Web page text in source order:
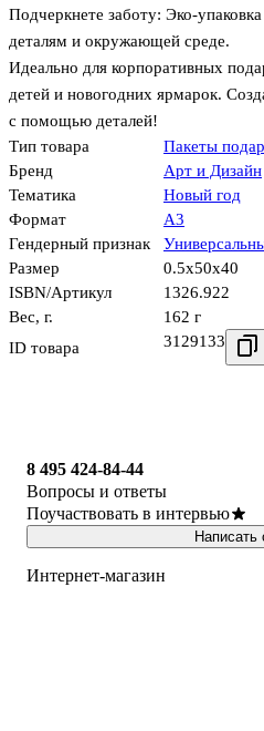
Подчеркнете заботу: Эко-
деталям и окружающей среде.
Идеально для корпоративных
детей и новогодних ярмарок.
с помощью деталей!
Тип товара
Пакеты
Бренд
Арт и Дизайн
Тематика
Новый год
Формат
А3
Гендерный признак
Размер
0.5x50x40
ISBN/Артикул
1326.922
Вес, г.
162 г
ID товара
3129133
8 495 424-84-44
Вопросы и ответы
Поучаствовать в интервью
Интернет-магазин